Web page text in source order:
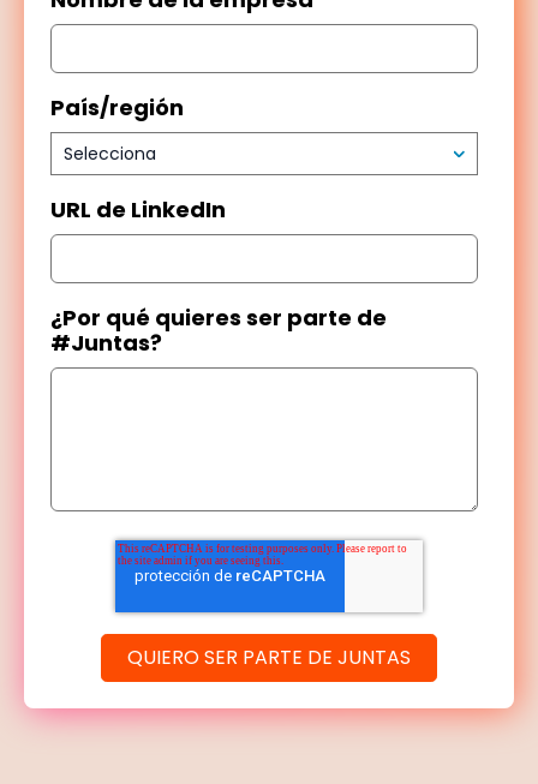
País/región
URL de LinkedIn
¿Por qué quieres ser parte de
#Juntas?